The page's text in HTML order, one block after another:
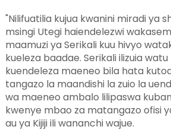
"Nilifuatilia kujua kwanini miradi ya
msingi Utegi haiendelezwi
maamuzi ya Serikali kuu hivyo
kueleza baadae. Serikali ilizuia watu
kuendeleza maeneo bila hata
tangazo la maandishi la zuio la
wa maeneo ambalo lilipaswa
kwenye mbao za matangazo ofisi
au ya Kijiji ili wananchi wajue.